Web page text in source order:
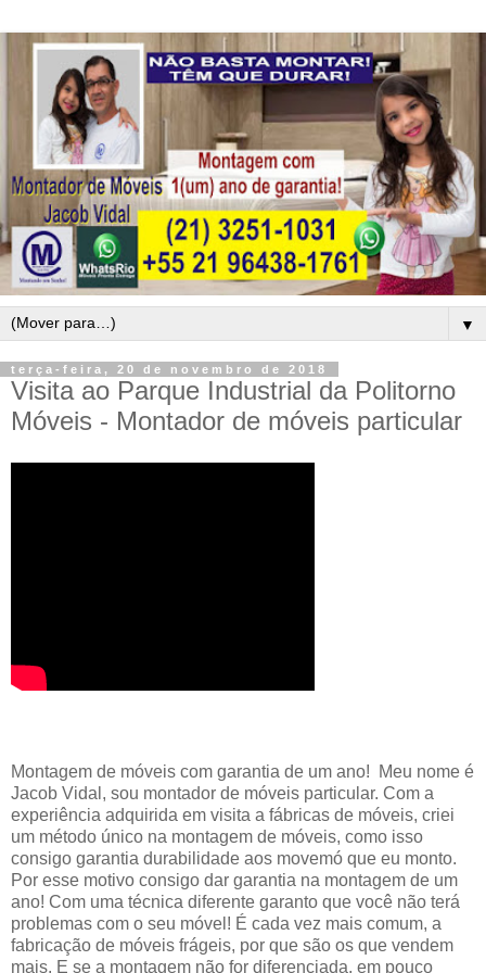
▼
terça-feira, 20 de novembro de 2018
Visita ao Parque Industrial da Politorno
Móveis - Montador de móveis particular
Montagem de móveis com garantia de um ano! Meu nome é
Jacob Vidal, sou montador de móveis particular. Com a
experiência adquirida em visita a fábricas de móveis, criei
um método único na montagem de móveis, como isso
consigo garantia durabilidade aos movemó que eu monto.
Por esse motivo consigo dar garantia na montagem de um
ano! Com uma técnica diferente garanto que você não terá
problemas com o seu móvel! É cada vez mais comum, a
fabricação de móveis frágeis, por que são os que vendem
mais. E se a montagem não for diferenciada, em pouco